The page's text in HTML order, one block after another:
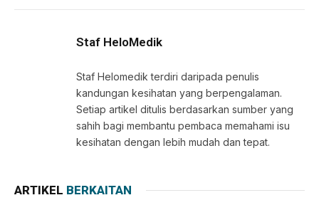
Staf HeloMedik
Staf Helomedik terdiri daripada penulis
kandungan kesihatan yang berpengalaman.
Setiap artikel ditulis berdasarkan sumber yang
sahih bagi membantu pembaca memahami isu
kesihatan dengan lebih mudah dan tepat.
ARTIKEL BERKAITAN